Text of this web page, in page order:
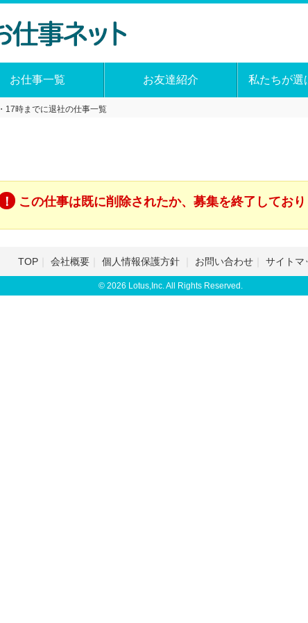
お仕事一覧 お友達紹介 私たちが選
・17時までに退社の仕事一覧
この仕事は既に削除されたか、募集を終了しており
TOP 会社概要 個人情報保護方針 お問い合わせ サイトマ
© 2026 Lotus,Inc. All Rights Reserved.